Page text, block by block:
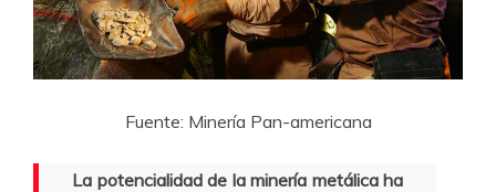
Fuente: Minería Pan-americana
La potencialidad de la minería metálica ha